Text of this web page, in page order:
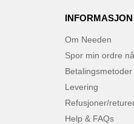
INFORMASJON
Om Needen
Spor min ordre nå
Betalingsmetoder
Levering
Refusjoner/
Help & FAQs